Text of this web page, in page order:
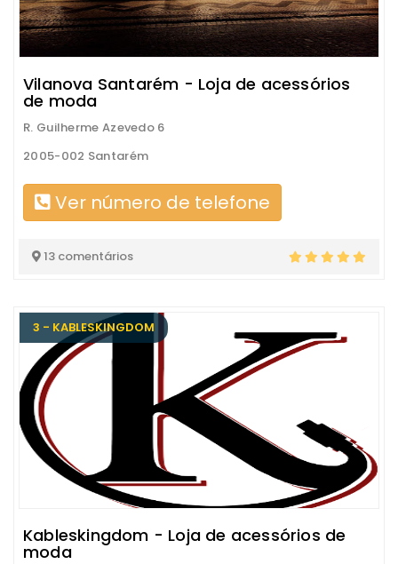
Vilanova Santarém - Loja de acessórios
de moda
R. Guilherme Azevedo 6
2005-002 Santarém
Ver número de telefone
13 comentários
3 - KABLESKINGDOM
Kableskingdom - Loja de acessórios de
moda